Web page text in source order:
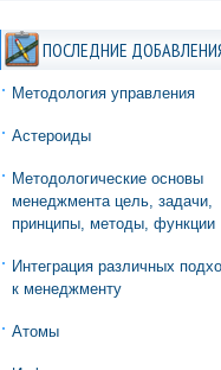
ПОСЛЕДНИЕ
Методология управления
Астероиды
Методологические основы
менеджмента цель, задачи,
принципы, методы, функции
Интеграция различных
к менеджменту
Атомы